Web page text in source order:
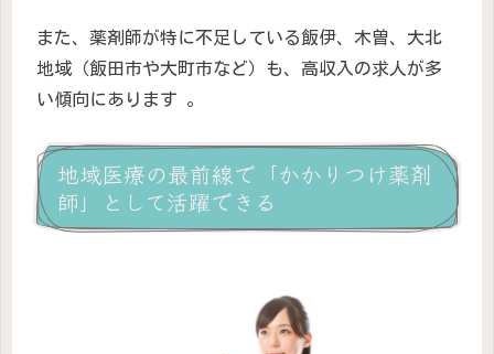
また、薬剤師が特に不足している飯伊、木曽、大北
地域（飯田市や大町市など）も、高収入の求人が多
い傾向にあります 。
地域医療の最前線で「かかりつけ薬剤
師」として活躍できる